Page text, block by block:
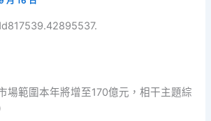
範圍本年將增至170億元，相干主題綜